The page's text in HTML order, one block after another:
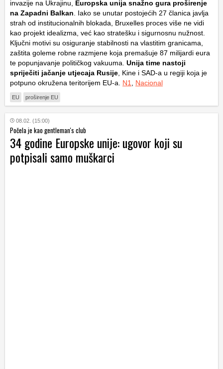
invazije na Ukrajinu, Europska unija snažno gura proširenje
na Zapadni Balkan . Iako se unutar postojećih 27 članica javlja
strah od institucionalnih blokada, Bruxelles proces više ne vidi
kao projekt idealizma, već kao stratešku i sigurnosnu nužnost.
Ključni motivi su osiguranje stabilnosti na vlastitim granicama,
zaštita goleme robne razmjene koja premašuje 87 milijardi eura
te popunjavanje političkog vakuuma. Unija time nastoji
spriječiti jačanje utjecaja Rusije , Kine i SAD-a u regiji koja je
potpuno okružena teritorijem EU-a. N1 Nacional
EU proširenje EU
08.02. (15:00)
Počela je kao gentleman's club
34 godine Europske unije: ugovor koji su
potpisali samo muškarci